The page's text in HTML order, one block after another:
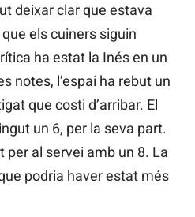
deixar clar que estava
els cuiners siguin
ha estat la Inés en un
notes, l’espai ha rebut un
que costi d’arribar. El
un 6, per la seva part.
per al servei amb un 8. La
podria haver estat més